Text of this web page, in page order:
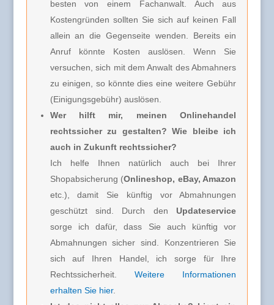
besten von einem Fachanwalt. Auch aus
Kostengründen sollten Sie sich auf keinen Fall
allein an die Gegenseite wenden. Bereits ein
Anruf könnte Kosten auslösen. Wenn Sie
versuchen, sich mit dem Anwalt des Abmahners
zu einigen, so könnte dies eine weitere Gebühr
(Einigungsgebühr) auslösen.
Wer hilft mir, meinen Onlinehandel
rechtssicher zu gestalten? Wie bleibe ich
auch in Zukunft rechtssicher?
Ich helfe Ihnen natürlich auch bei Ihrer
Shopabsicherung (Onlineshop, eBay, Amazon
etc.), damit Sie künftig vor Abmahnungen
geschützt sind. Durch den Updateservice
sorge ich dafür, dass Sie auch künftig vor
Abmahnungen sicher sind. Konzentrieren Sie
sich auf Ihren Handel, ich sorge für Ihre
Rechtssicherheit. Weitere Informationen
erhalten Sie hier.